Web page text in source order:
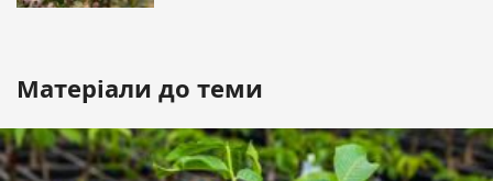
Матеріали до теми